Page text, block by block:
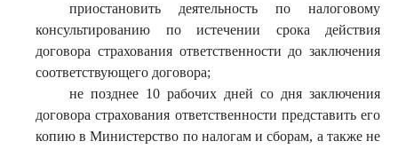
приостановить деятельность по налоговому
консультированию по истечении срока действия
договора страхования ответственности до заключения
соответствующего договора;
не позднее 10 рабочих дней со дня заключения
договора страхования ответственности представить его
копию в Министерство по налогам и сборам, а также не